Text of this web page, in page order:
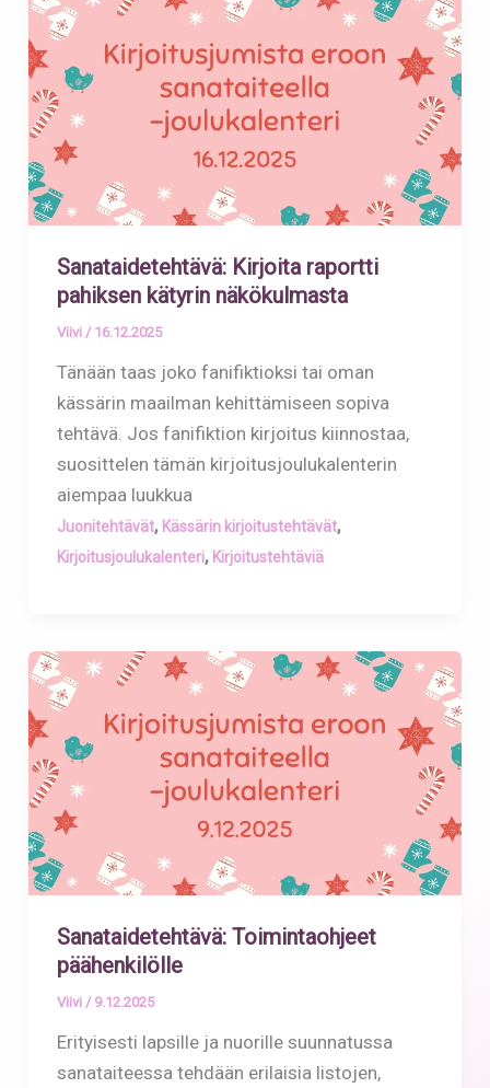
Sanataidetehtävä: Kirjoita raportti
pahiksen kätyrin näkökulmasta
Viivi / 16.12.2025
Tänään taas joko fanifiktioksi tai oman
kässärin maailman kehittämiseen sopiva
tehtävä. Jos fanifiktion kirjoitus kiinnostaa,
suosittelen tämän kirjoitusjoulukalenterin
aiempaa luukkua
Juonitehtävät, Kässärin kirjoitustehtävät,
Kirjoitusjoulukalenteri, Kirjoitustehtäviä
Sanataidetehtävä: Toimintaohjeet
päähenkilölle
Viivi / 9.12.2025
Erityisesti lapsille ja nuorille suunnatussa
sanataiteessa tehdään erilaisia listojen,